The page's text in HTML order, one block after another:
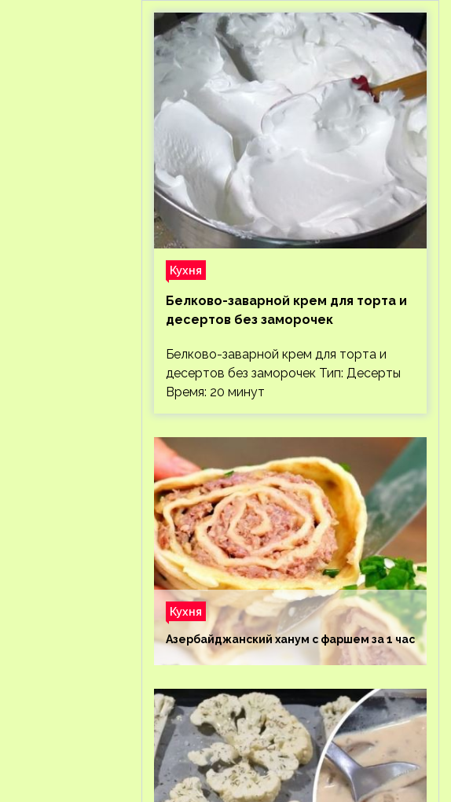
Кухня
Белково-заварной крем для торта и
десертов без заморочек
Белково-заварной крем для торта и
десертов без заморочек Тип: Десерты
Время: 20 минут
Кухня
Азербайджанский ханум с фаршем за 1 час